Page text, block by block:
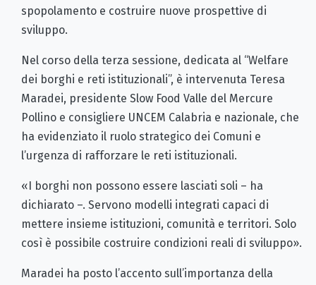
spopolamento e costruire nuove prospettive di
sviluppo.
Nel corso della terza sessione, dedicata al “Welfare
dei borghi e reti istituzionali”, è intervenuta Teresa
Maradei, presidente Slow Food Valle del Mercure
Pollino e consigliere UNCEM Calabria e nazionale, che
ha evidenziato il ruolo strategico dei Comuni e
l’urgenza di rafforzare le reti istituzionali.
«I borghi non possono essere lasciati soli – ha
dichiarato –. Servono modelli integrati capaci di
mettere insieme istituzioni, comunità e territori. Solo
così è possibile costruire condizioni reali di sviluppo».
Maradei ha posto l’accento sull’importanza della